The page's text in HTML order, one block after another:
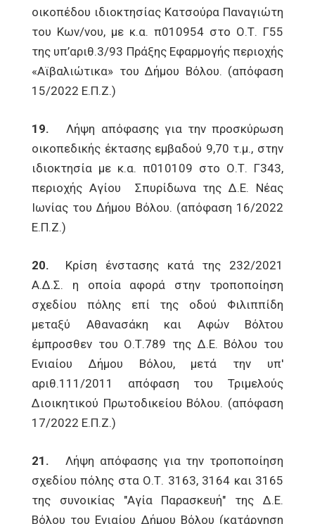
οικοπέδου ιδιοκτησίας Κατσούρα Παναγιώτη
του Κων/νου, με κ.α. π010954 στο Ο.Τ. Γ55
της υπ’αριθ.3/93 Πράξης Εφαρμογής περιοχής
«Αϊβαλιώτικα» του Δήμου Βόλου. (απόφαση
15/2022 Ε.Π.Ζ.)
19.
Λήψη απόφασης για την προσκύρωση
οικοπεδικής έκτασης εμβαδού 9,70 τ.μ., στην
ιδιοκτησία με κ.α. π010109 στο Ο.Τ. Γ343,
περιοχής Αγίου Σπυρίδωνα της Δ.Ε. Νέας
Ιωνίας του Δήμου Βόλου. (απόφαση 16/2022
Ε.Π.Ζ.)
20.
Κρίση ένστασης κατά της 232/2021
Α.Δ.Σ. η οποία αφορά στην τροποποίηση
σχεδίου πόλης επί της οδού Φιλιππίδη
μεταξύ Αθανασάκη και Αφών Βόλτου
έμπροσθεν του Ο.Τ.789 της Δ.Ε. Βόλου του
Ενιαίου Δήμου Βόλου, μετά την υπ'
αριθ.111/2011 απόφαση του Τριμελούς
Διοικητικού Πρωτοδικείου Βόλου. (απόφαση
17/2022 Ε.Π.Ζ.)
21.
Λήψη απόφασης για την τροποποίηση
σχεδίου πόλης στα Ο.Τ. 3163, 3164 και 3165
της συνοικίας "Αγία Παρασκευή" της Δ.Ε.
Βόλου του Ενιαίου Δήμου Βόλου (κατάργηση